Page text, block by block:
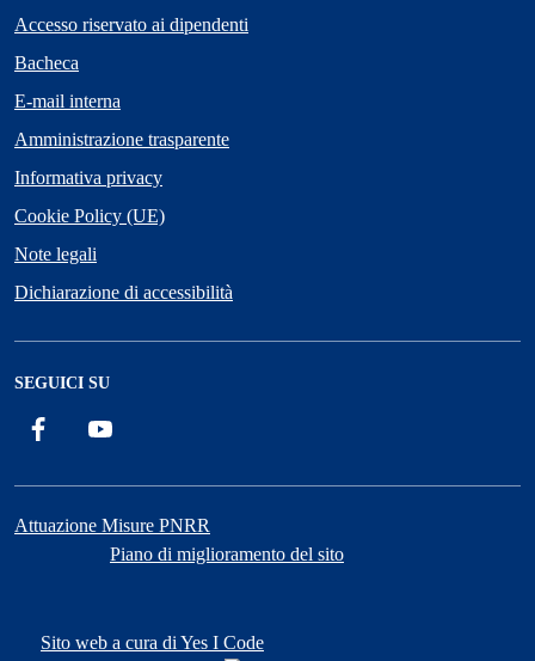
Accesso riservato ai dipendenti
Bacheca
E-mail interna
Amministrazione trasparente
Informativa privacy
Cookie Policy (UE)
Note legali
Dichiarazione di accessibilità
SEGUICI SU
Facebook
Attuazione Misure PNRR
Piano di miglioramento del sito
Sito web a cura di Yes I Code